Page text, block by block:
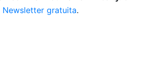
Newsletter gratuita.